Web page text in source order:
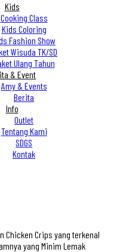
Kids
Cooking Class
Kids Coloring
Fashion Show
Wisuda TK/SD
Ulang Tahun
& Event
Amy & Events
Berita
Info
Outlet
Tentang Kami
SDGS
Kontak
Chicken Crips yang terkenal
yang Minim Lemak